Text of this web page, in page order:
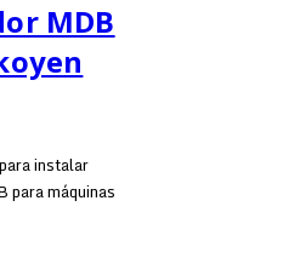
MDB
instalar
para máquinas